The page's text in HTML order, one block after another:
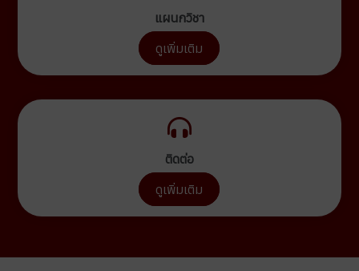
แผนกวิชา
ดูเพิ่มเติม
ติดต่อ
ดูเพิ่มเติม